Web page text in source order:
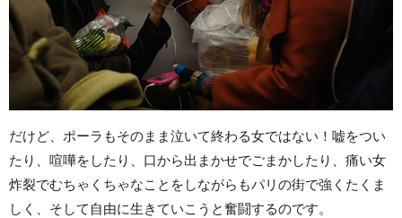
だけど、ポーラもそのまま泣いて終わる女ではない！嘘をつい
たり、喧嘩をしたり、口から出まかせでごまかしたり、痛い女
炸裂でむちゃくちゃなことをしながらもパリの街で強くたくま
しく、そして自由に生きていこうと奮闘するのです。